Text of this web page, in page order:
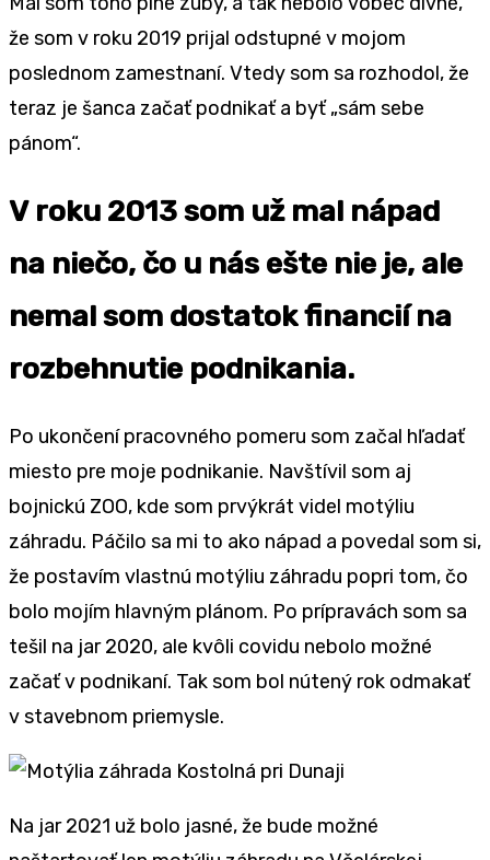
že som v roku 2019 prijal odstupné v mojom
poslednom zamestnaní. Vtedy som sa rozhodol, že
teraz je šanca začať podnikať a byť „sám sebe
pánom“.
V roku 2013 som už mal nápad
na niečo, čo u nás ešte nie je, ale
nemal som dostatok financií na
rozbehnutie podnikania.
Po ukončení pracovného pomeru som začal hľadať
miesto pre moje podnikanie. Navštívil som aj
bojnickú ZOO, kde som prvýkrát videl motýliu
záhradu. Páčilo sa mi to ako nápad a povedal som si,
že postavím vlastnú motýliu záhradu popri tom, čo
bolo mojím hlavným plánom. Po prípravách som sa
tešil na jar 2020, ale kvôli covidu nebolo možné
začať v podnikaní. Tak som bol nútený rok odmakať
v stavebnom priemysle.
Na jar 2021 už bolo jasné, že bude možné